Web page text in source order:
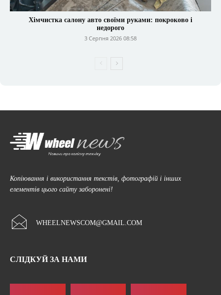
Хімчистка салону авто своїми руками: покроково і
недорого
3 Серпня 2026 08:58
Копіювання і використання текстів, фотографій і інших
елементів цього сайту заборонені!
WHEELNEWSCOM@GMAIL.COM
СЛІДКУЙ ЗА НАМИ